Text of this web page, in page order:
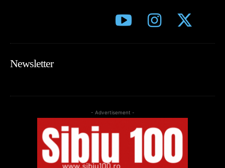
Newsletter
- Advertisement -